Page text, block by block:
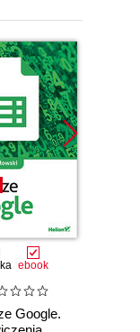
ebook
Google.